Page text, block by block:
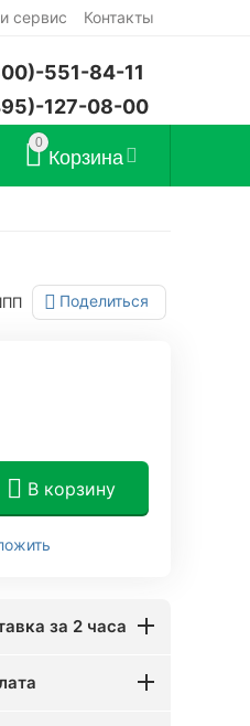
сервис Контакты
551-84-11
127-08-00
0 Корзина
Поделиться
В корзину
за 2 часа